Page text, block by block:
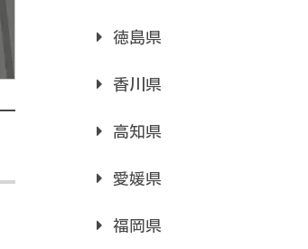
徳島県
香川県
高知県
愛媛県
福岡県